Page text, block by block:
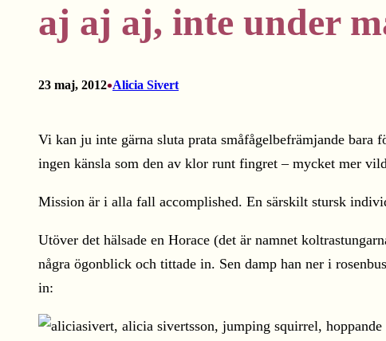
aj aj aj, inte under
23 maj, 2012•Alicia Sivert
Vi kan ju inte gärna sluta prata småfågelbefrämjande bara
ingen känsla som den av klor runt fingret – mycket mer
Mission är i alla fall accomplished. En särskilt stursk
Utöver det hälsade en Horace (det är namnet
några ögonblick och tittade in. Sen damp han ner i
in: